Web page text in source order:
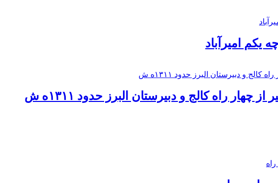
یکم امیرآباد
راه كالج و دبيرستان البرز حدود ۱۳۱۱ه ش